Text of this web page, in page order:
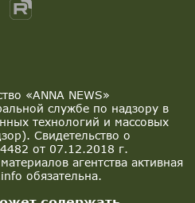
«ANNA NEWS»
службе по надзору в
технологий и массовых
Свидетельство о
от 07.12.2018 г.
агентства активная
обязательна.